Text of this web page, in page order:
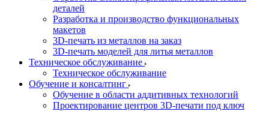
деталей
Разработка и производство функциональных
макетов
3D-печать из металлов на заказ
3D-печать моделей для литья металлов
Техническое обслуживание
Техническое обслуживание
Обучение и консалтинг
Обучение в области аддитивных технологий
Проектирование центров 3D-печати под ключ